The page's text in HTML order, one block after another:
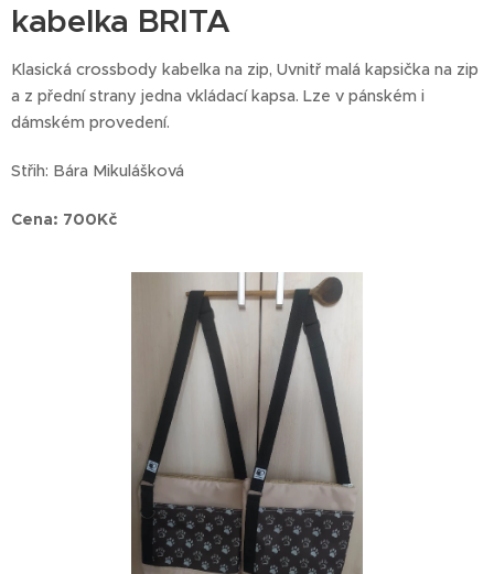
kabelka BRITA
Klasická crossbody kabelka na zip, Uvnitř malá kapsička na zip
a z přední strany jedna vkládací kapsa. Lze v pánském i
dámském provedení.
Střih: Bára Mikulášková
Cena: 700Kč